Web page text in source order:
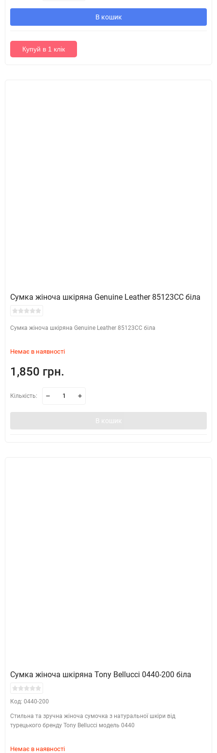
В кошик
Купуй в 1 клік
​Сумка жіноча шкіряна Genuine Leather 85123CC біла
​Сумка жіноча шкіряна Genuine Leather 85123CC біла
Немає в наявності
1,850 грн.
Кількість:
В кошик
Сумка жіноча шкіряна Tony Bellucci 0440-200 біла
Код: 0440-200
Стильна та зручна жіноча сумочка з натуральної шкіри від
турецького бренду Tony Bellucci модель 0440
Немає в наявності